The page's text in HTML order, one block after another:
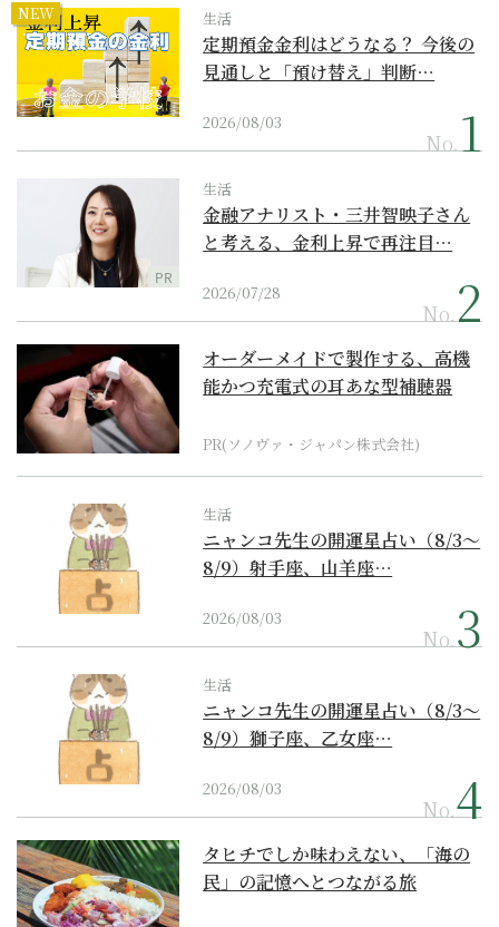
NEW 生活
定期預金金利はどうなる？ 今後の
見通しと「預け替え」判断…
2026/08/03
No.
PR
生活
金融アナリスト・三井智映子さん
と考える、金利上昇で再注目…
2026/07/28
No.
オーダーメイドで製作する、高機
能かつ充電式の耳あな型補聴器
PR(ソノヴァ・ジャパン株式会社)
生活
ニャンコ先生の開運星占い（8/3～
8/9）射手座、山羊座…
2026/08/03
No.
生活
ニャンコ先生の開運星占い（8/3～
8/9）獅子座、乙女座…
2026/08/03
No.
タヒチでしか味わえない、「海の
民」の記憶へとつながる旅